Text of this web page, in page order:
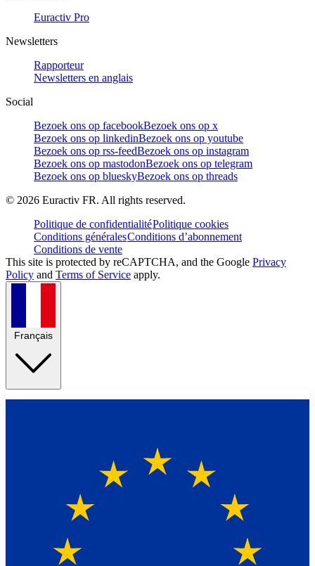
Euractiv Pro
Newsletters
Rapporteur
Newsletters en anglais
Social
Bezoek ons op facebookBezoek ons op x
Bezoek ons op linkedinBezoek ons op youtube
Bezoek ons op rss-feedBezoek ons op instagram
Bezoek ons op mastodonBezoek ons op telegram
Bezoek ons op blueskyBezoek ons op threads
© 2026 Euractiv FR. All rights reserved.
Politique de confidentialitéPolitique cookies
Conditions généralesConditions d’abonnement
Conditions de vente
This site is protected by reCAPTCHA, and the Google Privacy
Policy and Terms of Service apply.
Français